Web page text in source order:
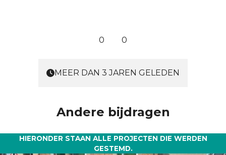
0 0
MEER DAN 3 JAREN GELEDEN
Andere bijdragen
HIERONDER STAAN ALLE PROJECTEN DIE WERDEN
GESTEMD.